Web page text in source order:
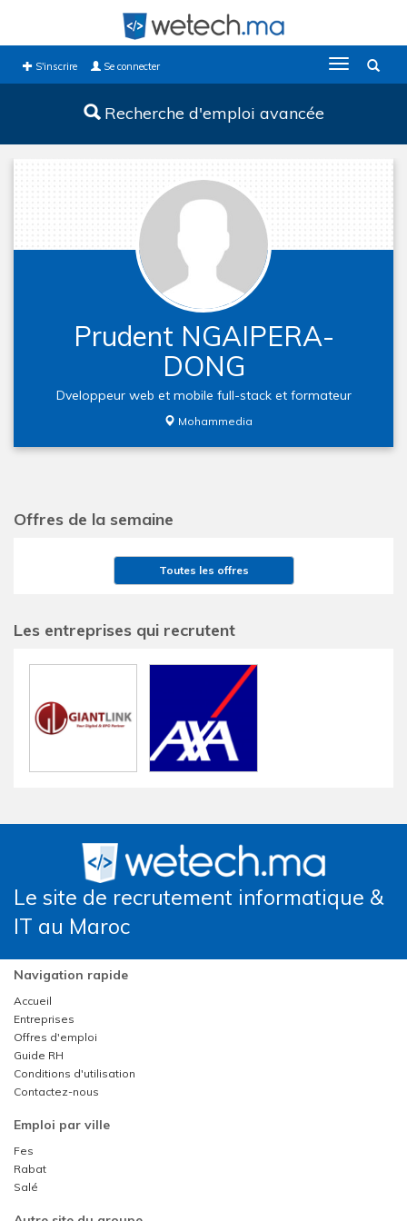
S'inscrire Se connecter
Toggle
navigation
Recherche d'emploi avancée
Prudent NGAIPERA-
DONG
Dveloppeur web et mobile full-stack et formateur
Mohammedia
Offres de la semaine
Toutes les offres
Les entreprises qui recrutent
Le site de recrutement informatique &
IT au Maroc
Navigation rapide
Accueil
Entreprises
Offres d'emploi
Guide RH
Conditions d'utilisation
Contactez-nous
Emploi par ville
Fes
Rabat
Salé